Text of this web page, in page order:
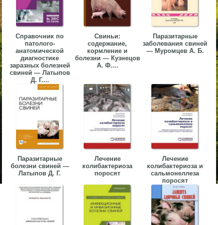
Справочник по
патолого-
анатомической
диагностике
заразных болезней
свиней — Латыпов
Д. Г....
Свиньи:
содержание,
кормление и
болезни — Кузнецов
А. Ф....
Паразитарные
заболевания свиней
— Муромцев А. Б.
Паразитарные
болезни свиней —
Латыпов Д. Г.
Лечение
колибактериоза
поросят
Лечение
колибактериоза и
сальмонеллеза
поросят
▼